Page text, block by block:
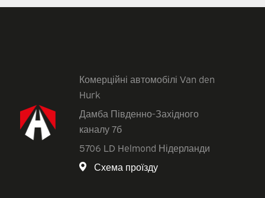
Комерційні автомобілі Van den
Hurk
Дамба Південно-Західного
каналу 7б
5706 LD Helmond Нідерланди
Схема проїзду